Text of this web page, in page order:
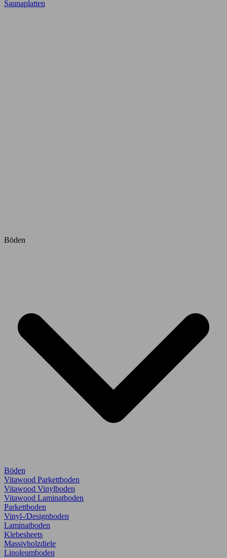
Saunaplatten
Böden
Böden
Vitawood Parkettboden
Vitawood Vinylboden
Vitawood Laminatboden
Parkettboden
Vinyl-/Designboden
Laminatboden
Klebesheets
Massivholzdiele
Linoleumboden